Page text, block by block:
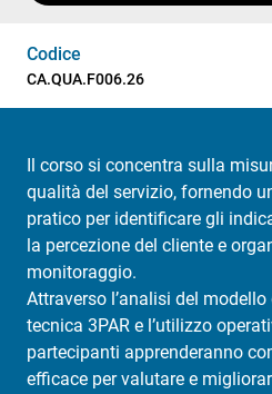
Codice
CA.QUA.F006.26
Il corso si concentra sulla
qualità del servizio, fornendo
pratico per identificare gli
la percezione del cliente e
monitoraggio.
Attraverso l’analisi del
tecnica 3PAR e l’utilizzo
partecipanti apprenderanno
efficace per valutare e